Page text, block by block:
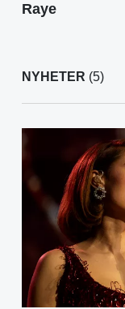
Raye
NYHETER (5)